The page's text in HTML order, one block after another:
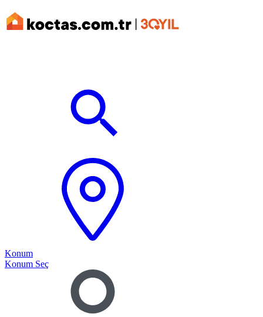
Konum
Konum Seç